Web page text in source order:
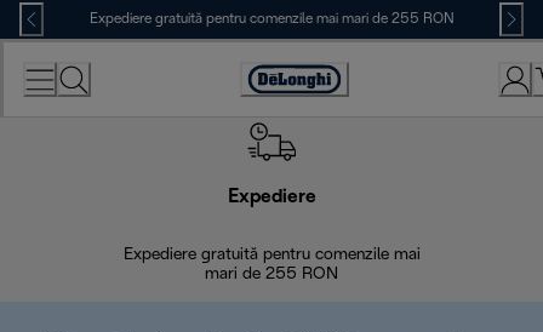
Skip
to
Content
Expediere gratuită pentru comenzile mai mari de 255 RON
Accessibility
Statement
Expediere
Expediere gratuită pentru comenzile mai
mari de 255 RON